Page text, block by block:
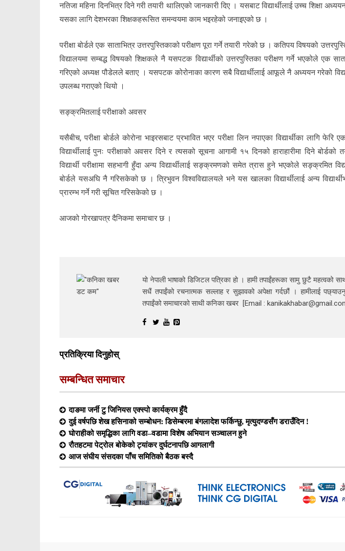
नतिजा महिना दिनभित्र दिने गरी तयारी थालिएको जानकारी दिए । यसबाट विद्यार्थीलाई उच्च शिक्षा
यसका लागि देशभरका शिक्षकहरूसित समन्वयमा काम भइरहेको जनाइएको छ ।
परीक्षा बोर्डले एक साताभित्र उत्तरपुस्तिकाको परीक्षण पूरा गर्ने तयारी गरेको छ । कतिपय विषयको
विद्यालयमा सम्बद्ध विषयको शिक्षकले नै यसपटक विद्यार्थीको उत्तरपुस्तिका परीक्षण गर्ने भएकोले एक
गरिएको अध्यक्ष पौडेलले बताए । यसपटक कोरोनाका कारण सबै विद्यार्थीलाई आफूले नै अध्ययन गरेको
उपलब्ध गराएको थियो ।
सङ्क्रमितलाई परीक्षाको अवसर
यसैबीच, परीक्षा बोर्डले कोरोना भाइरसबाट प्रभावित भएर परीक्षा लिन नपाएका विद्यार्थीका लागि
विद्यार्थीलाई पुनः परीक्षाको अवसर दिने र त्यसको सूचना आगामी १५ दिनको हाराहारीमा दिने बोर्डको
विद्यार्थी परीक्षामा सहभागी हुँदा अन्य विद्यार्थीलाई सङ्क्रमणको समेत त्रास हुने भएकोले सङ्क्रमित
बोर्डले यसअघि नै गरिसकेको छ । त्रिभुवन विश्वविद्यालयले भने यस खालका विद्यार्थीलाई अन्य
प्रारम्भ गर्ने गरी सूचित गरिसकेको छ ।
आजको गोरखापत्र दैनिकमा समाचार छ ।
यो नेपाली भाषाको डिजिटल पत्रिका हो । हामी तपाईंहरूका सामु छुटै महत्वको
सधैं तपाईंको रचनात्मक सल्लाह र सुझावको अपेक्षा गर्दछौं । हामीलाई
तपाईंको समाचारको साथी कनिका खबर [Email :
प्रतिक्रिया दिनुहोस्
सम्बन्धित समाचार
दाङमा जर्नी टु जिनियस एक्स्पो कार्यक्रम हुँदै
दुई वर्षपछि शेख हसिनाको सम्बोधन: डिसेम्बरमा बंगलादेश फर्किन्छु, मृत्युदण्डसँग डराउँदिन !
घोराहीको समृद्धिका लागि वडा–वडामा विशेष अभियान सञ्चालन हुने
रौतहटमा पेट्रोल बोकेको ट्यांकर दुर्घटनापछि आगलागी
आज संघीय संसदका पाँच समितिको बैठक बस्दै